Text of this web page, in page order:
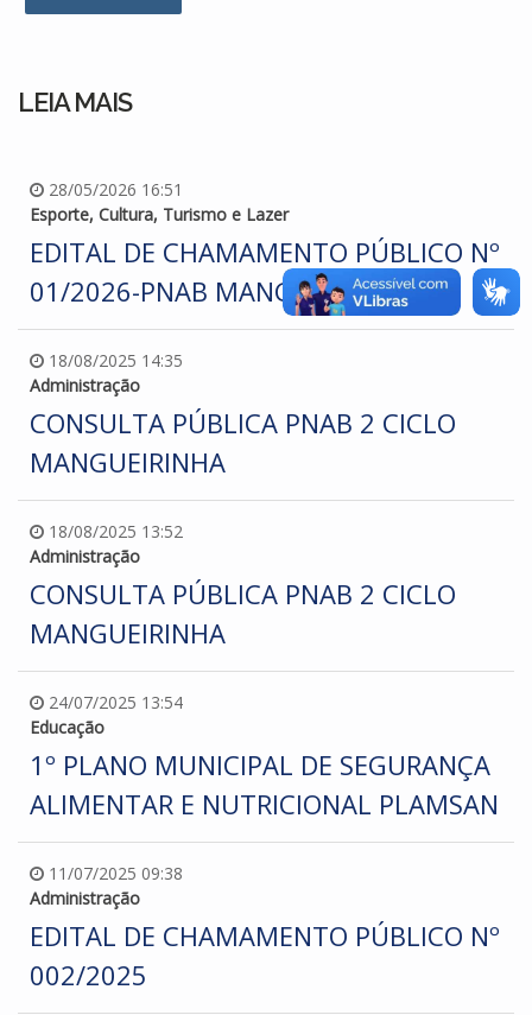
LEIA MAIS
28/05/2026 16:51
Esporte, Cultura, Turismo e Lazer
EDITAL DE CHAMAMENTO PÚBLICO Nº
01/2026-PNAB MANGUEIRINHA
18/08/2025 14:35
Administração
CONSULTA PÚBLICA PNAB 2 CICLO
MANGUEIRINHA
18/08/2025 13:52
Administração
CONSULTA PÚBLICA PNAB 2 CICLO
MANGUEIRINHA
24/07/2025 13:54
Educação
1º PLANO MUNICIPAL DE SEGURANÇA
ALIMENTAR E NUTRICIONAL PLAMSAN
11/07/2025 09:38
Administração
EDITAL DE CHAMAMENTO PÚBLICO Nº
002/2025